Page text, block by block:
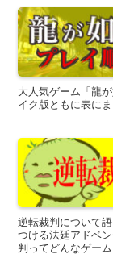
大人気ゲーム「龍
イク版ともに表に
逆転裁判について
つける法廷アドベ
判ってどんなゲー